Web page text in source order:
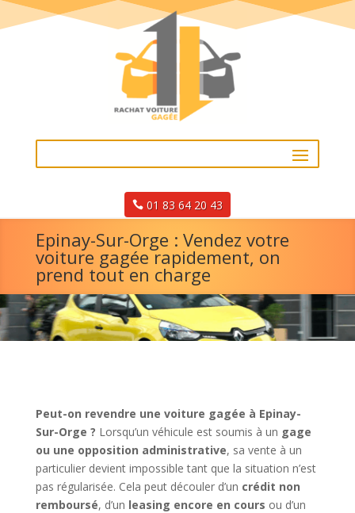
01 83 64 20 43
Epinay-Sur-Orge : Vendez votre
voiture gagée rapidement, on
prend tout en charge
Peut-on revendre une voiture gagée à Epinay-
Sur-Orge ? Lorsqu’un véhicule est soumis à un gage
ou une opposition administrative, sa vente à un
particulier devient impossible tant que la situation n’est
pas régularisée. Cela peut découler d’un crédit non
remboursé, d’un leasing encore en cours ou d’un